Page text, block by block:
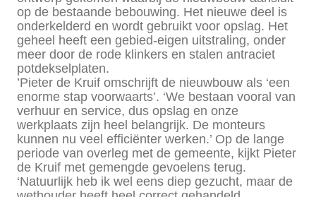
op de bestaande bebouwing. Het nieuwe deel is
onderkelderd en wordt gebruikt voor opslag. Het
geheel heeft een gebied-eigen uitstraling, onder
meer door de rode klinkers en stalen antraciet
potdekselplaten.
’Pieter de Kruif omschrijft de nieuwbouw als ‘een
enorme stap voorwaarts’. ‘We bestaan vooral van
verhuur en service, dus opslag en onze
werkplaats zijn heel belangrijk. De monteurs
kunnen nu veel efficiënter werken.’ Op de lange
periode van overleg met de gemeente, kijkt Pieter
de Kruif met gemengde gevoelens terug.
‘Natuurlijk heb ik wel eens diep gezucht, maar de